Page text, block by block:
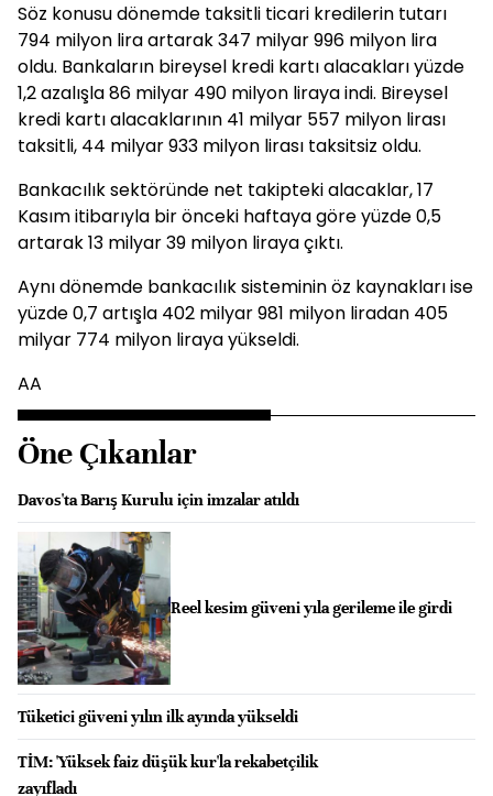
Söz konusu dönemde taksitli ticari kredilerin tutarı
794 milyon lira artarak 347 milyar 996 milyon lira
oldu. Bankaların bireysel kredi kartı alacakları yüzde
1,2 azalışla 86 milyar 490 milyon liraya indi. Bireysel
kredi kartı alacaklarının 41 milyar 557 milyon lirası
taksitli, 44 milyar 933 milyon lirası taksitsiz oldu.
Bankacılık sektöründe net takipteki alacaklar, 17
Kasım itibarıyla bir önceki haftaya göre yüzde 0,5
artarak 13 milyar 39 milyon liraya çıktı.
Aynı dönemde bankacılık sisteminin öz kaynakları ise
yüzde 0,7 artışla 402 milyar 981 milyon liradan 405
milyar 774 milyon liraya yükseldi.
AA
Öne Çıkanlar
Davos'ta Barış Kurulu için imzalar atıldı
Reel kesim güveni yıla gerileme ile girdi
Tüketici güveni yılın ilk ayında yükseldi
TİM: 'Yüksek faiz düşük kur'la rekabetçilik
zayıfladı